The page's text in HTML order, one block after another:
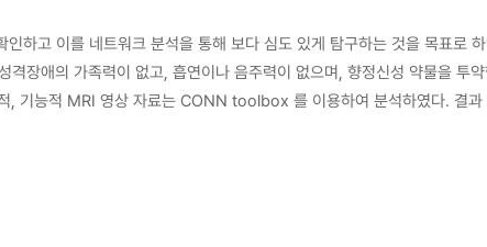
adult and adolescent patients, increased suicidality might have developed early in life.
고 이를 네트워크 분석을 통해 보다 심도 있게 탐구하는 것을 목표로 하
, 향정신성 약물을 투약한 적이
도를 보인 환자
들의 특징들이 유사하다는 점을 미루어 보아 보다 높은 자살 시도의 가능